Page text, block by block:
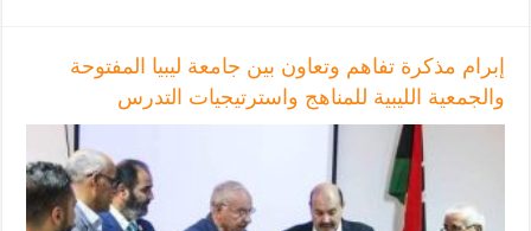
إبرام مذكرة تفاهم وتعاون بين جامعة ليبيا المفتوحة
والجمعية الليبية للمناهج واسترتيجيات التدرس